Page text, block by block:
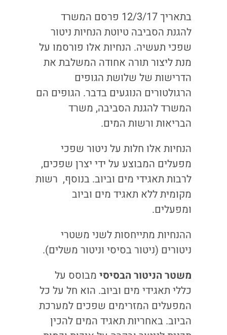
בתאריך 12/3/17 פרסם המשרד
להגנת הסביבה טיוטת הנחיות ניטור
שפכי תעשיה. הנחיות אלו פורסמו על
מנת ליצור תורה אחודה המשלבת את
הדרישות של שלושת הגופים
הרגולטורים הנוגעים בדבר. הגופים הם
המשרד להגנת הסביבה, משרד
הבריאות ורשות המים.
הנחיות אלו חלות על ניטור שפכי
מפעלים המבוצע על ידי יצרן שפכים,
לרבות תאגידי מים וביוב. בנוסף, רשות
מקומית ללא תאגיד מים וביוב
ומפעלים.
ההנחיות מתייחסות לשני משטרי
ניטורים (ניטור בסיסי וניטור משלים).
משטר הניטור הבסיסי מבוסס על
כללי תאגידי מים וביוב. הוא חל על כל
המפעלים המזרימים שפכים למערכת
הביוב. באחריות תאגיד המים להכין